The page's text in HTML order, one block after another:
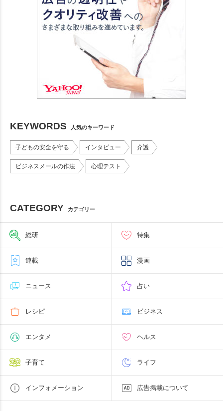
KEYWORDS 人気のキーワード
子どもの安全を守る インタビュー 介護
ビジネスメールの作法 心理テスト
CATEGORY カテゴリー
総研 特集
連載 漫画
ニュース 占い
レシピ ビジネス
エンタメ ヘルス
子育て ライフ
インフォメーション 広告掲載について